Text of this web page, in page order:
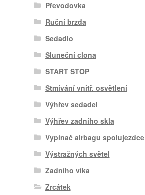
Převodovka
Ruční brzda
Sedadlo
Sluneční clona
START STOP
Stmívání vnitř. osvětlení
Výhřev sedadel
Výhřev zadního skla
Vypínač airbagu spolujezdce
Výstražných světel
Zadního víka
Zrcátek